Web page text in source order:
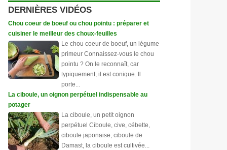
DERNIÈRES VIDÉOS
Chou coeur de boeuf ou chou pointu : préparer et
cuisiner le meilleur des choux-feuilles
Le chou coeur de boeuf, un légume
primeur Connaissez-vous le chou
pointu ? On le reconnaît, car
typiquement, il est conique. Il
porte...
La ciboule, un oignon perpétuel indispensable au
potager
La ciboule, un petit oignon
perpétuel Ciboule, cive, cébette,
ciboule japonaise, ciboule de
Damast, la ciboule est cultivée...